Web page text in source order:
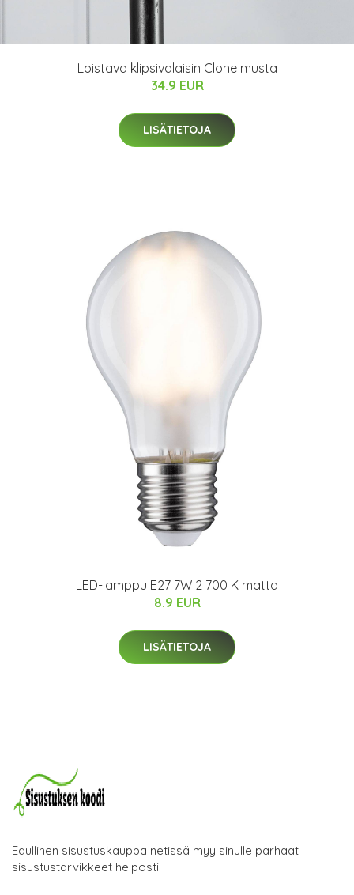
Loistava klipsivalaisin Clone musta
34.9 EUR
LISÄTIETOJA
LED-lamppu E27 7W 2 700 K matta
8.9 EUR
LISÄTIETOJA
Edullinen sisustuskauppa netissä myy sinulle parhaat
sisustustarvikkeet helposti.